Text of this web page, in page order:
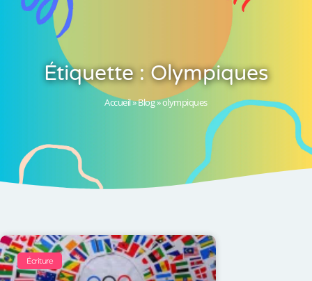
Étiquette : Olympiques
Accueil»Blog»olympiques
Écriture